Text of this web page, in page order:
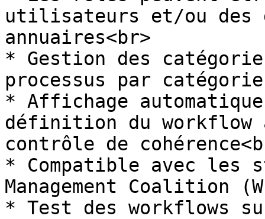
utilisateurs et/ou des
annuaires<br>
* Gestion des
processus par
* Affichage
définition du workflow
contrôle de
* Compatible avec les
Management Coalition
* Test des workflows